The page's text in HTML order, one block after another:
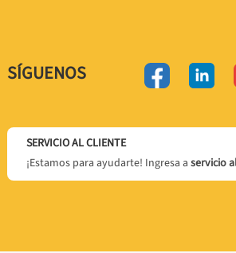
SÍGUENOS
SERVICIO AL CLIENTE
¡Estamos para ayudarte! Ingresa a servicio